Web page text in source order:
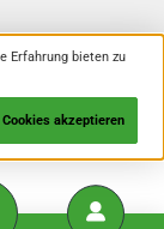
Erfahrung bieten zu
Cookies akzeptieren